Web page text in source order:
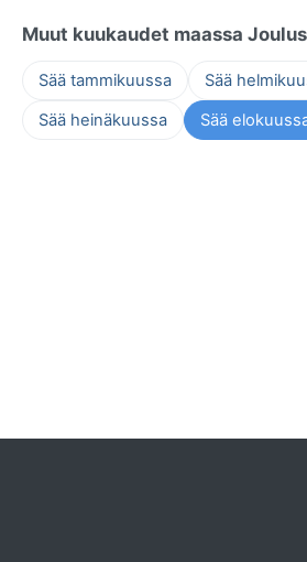
Muut kuukaudet maassa
Sää tammikuussa Sää
Sää heinäkuussa
Sää